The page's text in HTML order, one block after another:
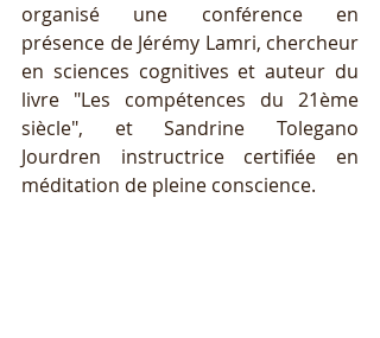
organisé une conférence en
présence de Jérémy Lamri, chercheur
en sciences cognitives et auteur du
livre "Les compétences du 21ème
siècle", et Sandrine Tolegano
Jourdren instructrice certifiée en
méditation de pleine conscience.